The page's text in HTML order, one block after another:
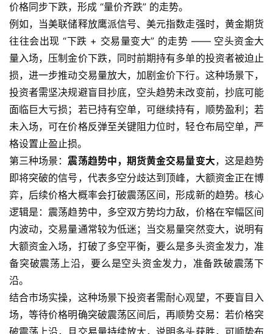
原
油
期
货
价格同步下跌，形成 “量价齐跌” 的走势。
例如，当美联储释放鹰派信号、美元指数走强时，黄金期货
往往会出现 “下跌 + 交易量变大” 的走势 —— 空头资金大
量入场，压制金价下跌，同时前期持有多单的投资者被迫止
损，进一步推动交易量放大，加剧金价下行。这种场景下，
投资者需坚决规避盲目抄底，空头趋势未改变前，抄底可能
面临巨大亏损；若已持有空单，可继续持有，顺势盈利；若
未入场，可在价格反弹至关键阻力位时，轻仓布局空单，严
格设置止盈止损。
第三种场景： 震荡趋势中，期货黄金交易量变大，这是趋势
即将突破的信号，代表多空分歧达到顶峰，大额资金正在博
弈，后续价格大概率会打破震荡区间，形成新的趋势。核心
逻辑是：震荡趋势中，多空双方势均力敌，价格在窄幅区间
内波动，交易量通常较为低迷；当交易量突然变大，说明有
大额资金入场，打破了多空平衡，要么是多头资金发力，准
备突破震荡上沿，要么是空头资金发力，准备跌破震荡下
沿。
结合市场实操，这种场景下投资者需耐心观望，不要盲目入
场，等待价格明确突破震荡区间后，再顺势交易：若价格突